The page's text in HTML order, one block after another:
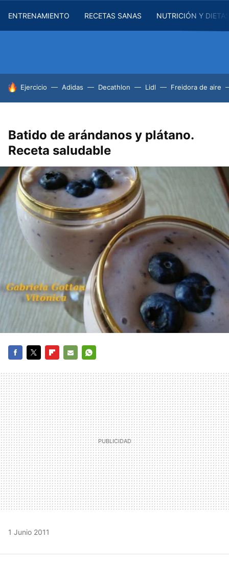
ENTRENAMIENTO RECETAS SANAS NUTRICIÓN Y
HOY SE HABLA DE
Ejercicio Adidas Decathlon Lidl Freidora de aire
Batido de arándanos y plátano.
Receta saludable
MAIL
1 Junio 2011